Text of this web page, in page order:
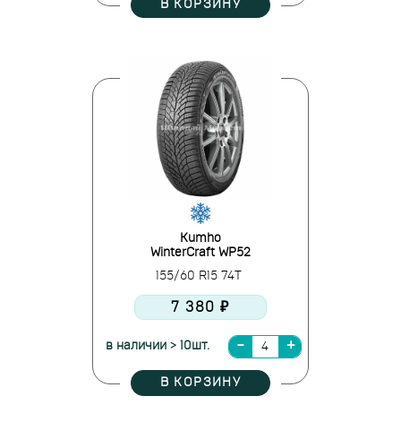
В КОРЗИНУ
Kumho
WinterCraft WP52
155/60 R15 74T
7 380 ₽
в наличии > 10шт.
В КОРЗИНУ